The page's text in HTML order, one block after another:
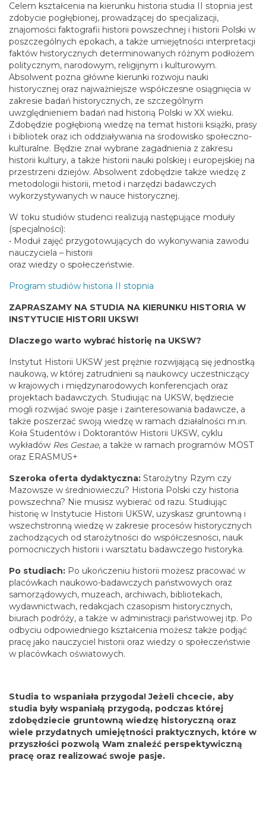
Celem kształcenia na kierunku historia studia II stopnia jest
zdobycie pogłębionej, prowadzącej do specjalizacji,
znajomości faktografii historii powszechnej i historii Polski w
poszczególnych epokach, a także umiejętności interpretacji
faktów historycznych determinowanych różnym podłożem
politycznym, narodowym, religijnym i kulturowym.
Absolwent pozna główne kierunki rozwoju nauki
historycznej oraz najważniejsze współczesne osiągnięcia w
zakresie badań historycznych, ze szczególnym
uwzględnieniem badań nad historią Polski w XX wieku.
Zdobędzie pogłębioną wiedzę na temat historii książki, prasy
i bibliotek oraz ich oddziaływania na środowisko społeczno-
kulturalne. Będzie znał wybrane zagadnienia z zakresu
historii kultury, a także historii nauki polskiej i europejskiej na
przestrzeni dziejów. Absolwent zdobędzie także wiedzę z
metodologii historii, metod i narzędzi badawczych
wykorzystywanych w nauce historycznej.
W toku studiów studenci realizują następujące moduły
(specjalności):
• Moduł zajęć przygotowujących do wykonywania zawodu
nauczyciela – historii
oraz wiedzy o społeczeństwie.
Program studiów historia II stopnia
ZAPRASZAMY NA STUDIA NA KIERUNKU HISTORIA W
INSTYTUCIE HISTORII UKSW!
Dlaczego warto wybrać historię na UKSW?
Instytut Historii UKSW jest prężnie rozwijającą się jednostką
naukową, w której zatrudnieni są naukowcy uczestniczący
w krajowych i międzynarodowych konferencjach oraz
projektach badawczych. Studiując na UKSW, będziecie
mogli rozwijać swoje pasje i zainteresowania badawcze, a
także poszerzać swoją wiedzę w ramach działalności m.in.
Koła Studentów i Doktorantów Historii UKSW, cyklu
wykładów Res Gestae, a także w ramach programów MOST
oraz ERASMUS+
Szeroka oferta dydaktyczna: Starożytny Rzym czy
Mazowsze w średniowieczu? Historia Polski czy historia
powszechna? Nie musisz wybierać od razu. Studiując
historię w Instytucie Historii UKSW, uzyskasz gruntowną i
wszechstronną wiedzę w zakresie procesów historycznych
zachodzących od starożytności do współczesności, nauk
pomocniczych historii i warsztatu badawczego historyka.
Po studiach: Po ukończeniu historii możesz pracować w
placówkach naukowo-badawczych państwowych oraz
samorządowych, muzeach, archiwach, bibliotekach,
wydawnictwach, redakcjach czasopism historycznych,
biurach podróży, a także w administracji państwowej itp. Po
odbyciu odpowiedniego kształcenia możesz także podjąć
pracę jako nauczyciel historii oraz wiedzy o społeczeństwie
w placówkach oświatowych.
Studia to wspaniała przygoda! Jeżeli chcecie, aby
studia były wspaniałą przygodą, podczas której
zdobędziecie gruntowną wiedzę historyczną oraz
wiele przydatnych umiejętności praktycznych, które w
przyszłości pozwolą Wam znaleźć perspektywiczną
pracę oraz realizować swoje pasje.